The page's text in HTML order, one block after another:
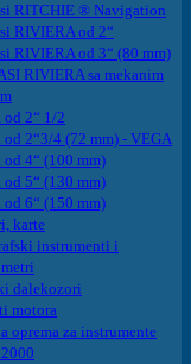
RITCHIE ® Navigation
RIVIERA od 2“
RIVIERA od 3“ (80 mm)
RIVIERA sa mekanim
2“ 1/2
2“3/4 (72 mm) - VEGA
4“ (100 mm)
5“ (130 mm)
6“ (150 mm)
karte
instrumenti i
dalekozori
motora
oprema za instrumente